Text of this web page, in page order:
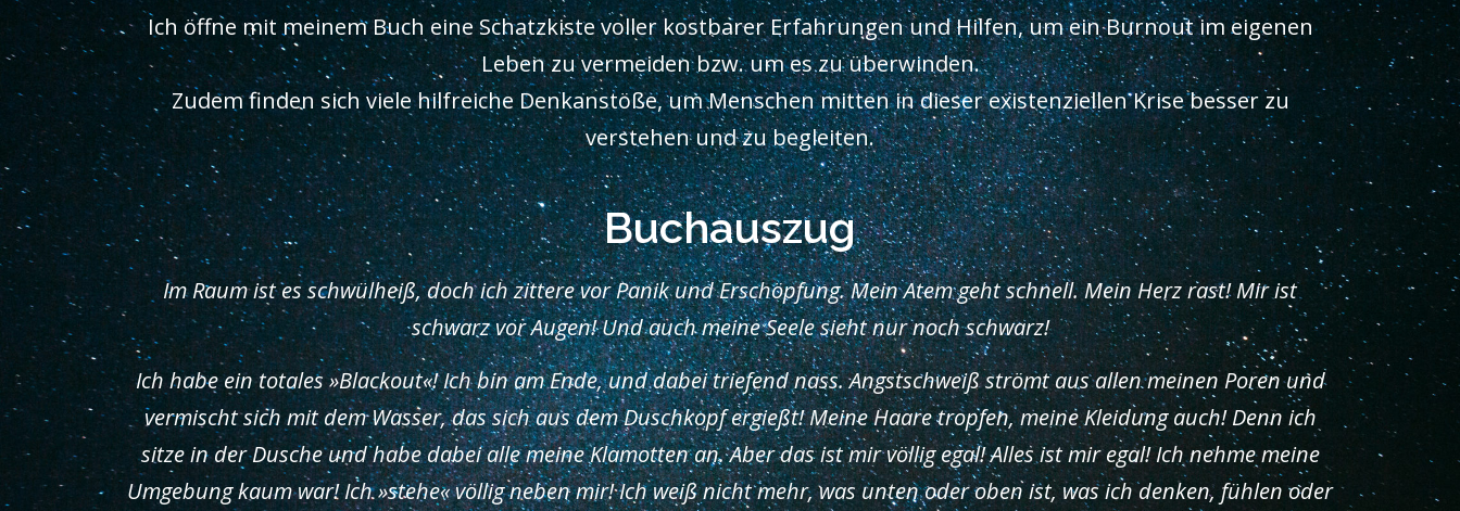
Ich öffne mit meinem Buch eine Schatzkiste voller kostbarer Erfahrungen und Hilfen, um ein Burnout im eigenen
Leben zu vermeiden bzw. um es zu überwinden.
Zudem finden sich viele hilfreiche Denkanstöße, um Menschen mitten in dieser existenziellen Krise besser zu
verstehen und zu begleiten.
Buchauszug
Im Raum ist es schwülheiß, doch ich zittere vor Panik und Erschöpfung. Mein Atem geht schnell. Mein Herz rast! Mir ist
schwarz vor Augen! Und auch meine Seele sieht nur noch schwarz!
Ich habe ein totales »Blackout«! Ich bin am Ende, und dabei triefend nass. Angstschweiß strömt aus allen meinen Poren und
vermischt sich mit dem Wasser, das sich aus dem Duschkopf ergießt! Meine Haare tropfen, meine Kleidung auch! Denn ich
sitze in der Dusche und habe dabei alle meine Klamotten an. Aber das ist mir völlig egal! Alles ist mir egal! Ich nehme meine
Umgebung kaum war! Ich »stehe« völlig neben mir! Ich weiß nicht mehr, was unten oder oben ist, was ich denken, fühlen oder